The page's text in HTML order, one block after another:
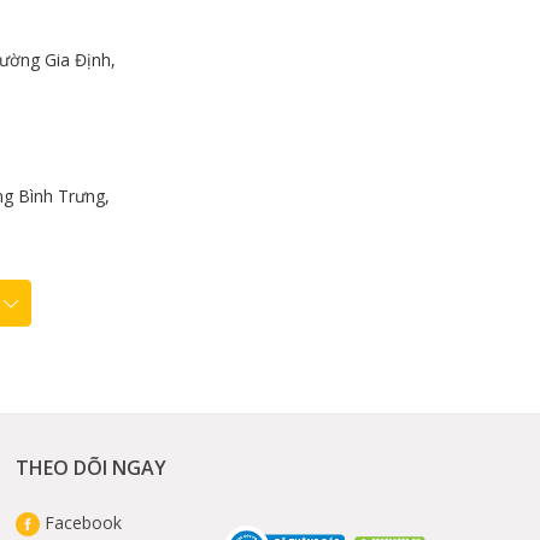
Gia Định,
Bình Trưng,
THEO DÕI NGAY
Facebook